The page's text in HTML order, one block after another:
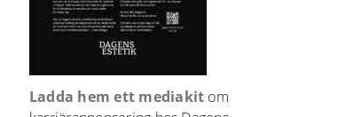
Ladda hem ett mediakit om